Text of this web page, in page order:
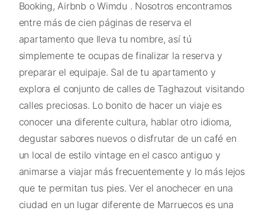
Booking, Airbnb o Wimdu . Nosotros encontramos
entre más de cien páginas de reserva el
apartamento que lleva tu nombre, así tú
simplemente te ocupas de finalizar la reserva y
preparar el equipaje. Sal de tu apartamento y
explora el conjunto de calles de Taghazout visitando
calles preciosas. Lo bonito de hacer un viaje es
conocer una diferente cultura, hablar otro idioma,
degustar sabores nuevos o disfrutar de un café en
un local de estilo vintage en el casco antiguo y
animarse a viajar más frecuentemente y lo más lejos
que te permitan tus pies. Ver el anochecer en una
ciudad en un lugar diferente de Marruecos es una